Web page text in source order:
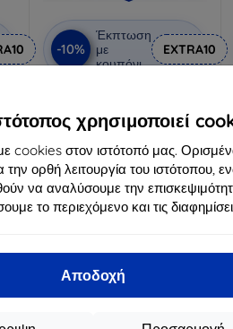
χρησιμοποιεί
cookies στον ιστότοπό μας.
την ορθή λειτουργία του ιστότοπου,
να αναλύσουμε την
το περιεχόμενο και τις
Αποδοχή
-10%
Έκπτωση
με
κουπόνι
EXTRA10
Κατασκευασμένο
κατά παραγγελία
16,90 €
15,21 €